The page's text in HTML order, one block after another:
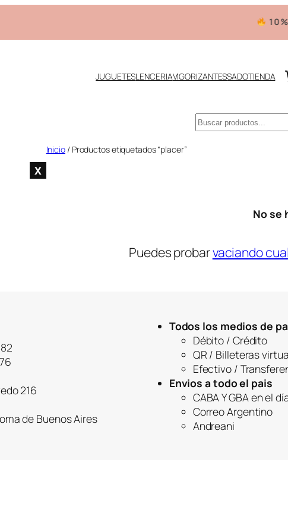
10%
JUGUETESLENCERIAVIGORIZANTESSADOTIENDA
Buscar
X
Inicio / Productos etiquetados “placer”
No se
Puedes probarvaciando
216
de Buenos Aires
Todos los medios de
Débito / Crédito
QR / Billeteras
Efectivo /
Envios a todo el pais
CABA Y GBA en el
Correo Argentino
Andreani